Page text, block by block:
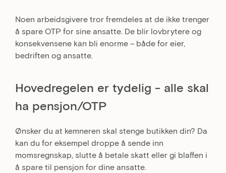
Noen arbeidsgivere tror fremdeles at de ikke trenger
å spare OTP for sine ansatte. De blir lovbrytere og
konsekvensene kan bli enorme – både for eier,
bedriften og ansatte.
Hovedregelen er tydelig - alle skal
ha pensjon/OTP
Ønsker du at kemneren skal stenge butikken din? Da
kan du for eksempel droppe å sende inn
momsregnskap, slutte å betale skatt eller gi blaffen i
å spare til pensjon for dine ansatte.